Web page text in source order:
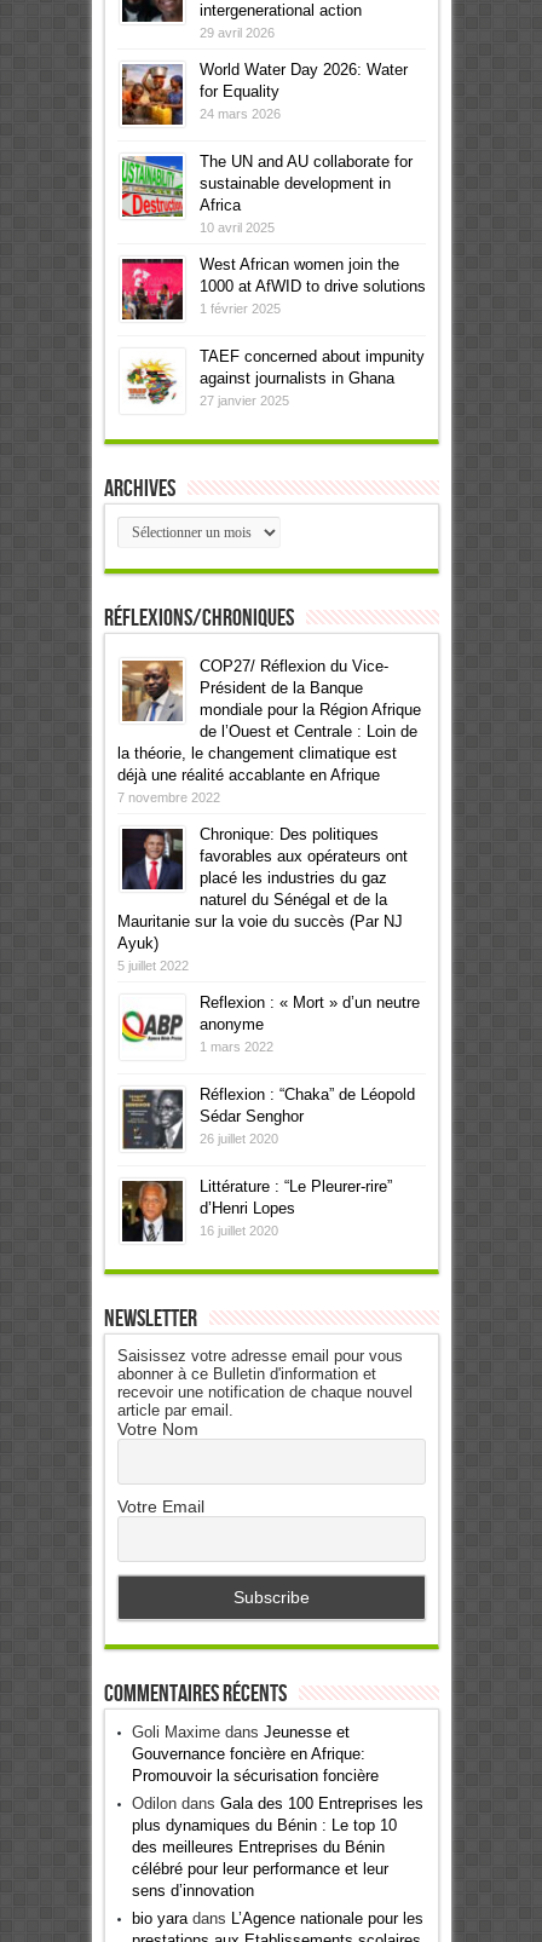
intergenerational action
29 avril 2026
World Water Day 2026: Water
for Equality
24 mars 2026
The UN and AU collaborate for
sustainable development in
Africa
10 avril 2025
West African women join the
1000 at AfWID to drive solutions
1 février 2025
TAEF concerned about impunity
against journalists in Ghana
27 janvier 2025
Archives
Archives
Réflexions/Chroniques
COP27/ Réflexion du Vice-
Président de la Banque
mondiale pour la Région Afrique
de l’Ouest et Centrale : Loin de
la théorie, le changement climatique est
déjà une réalité accablante en Afrique
7 novembre 2022
Chronique: Des politiques
favorables aux opérateurs ont
placé les industries du gaz
naturel du Sénégal et de la
Mauritanie sur la voie du succès (Par NJ
Ayuk)
5 juillet 2022
Reflexion : « Mort » d’un neutre
anonyme
1 mars 2022
Réflexion : “Chaka” de Léopold
Sédar Senghor
26 juillet 2020
Littérature : “Le Pleurer-rire”
d’Henri Lopes
16 juillet 2020
Newsletter
Saisissez votre adresse email pour vous
abonner à ce Bulletin d'information et
recevoir une notification de chaque nouvel
article par email.
Votre Nom
Votre Email
Commentaires récents
Goli Maximedans Jeunesse et
Gouvernance foncière en Afrique:
Promouvoir la sécurisation foncière
Odilondans Gala des 100 Entreprises les
plus dynamiques du Bénin : Le top 10
des meilleures Entreprises du Bénin
célébré pour leur performance et leur
sens d’innovation
bio yaradans L’Agence nationale pour les